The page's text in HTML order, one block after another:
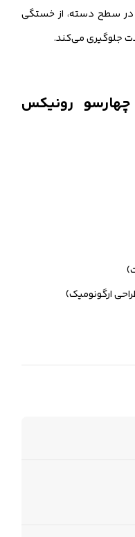
در سطح دسته، از خستگی
جلوگیری می‌کند.
رونیکس